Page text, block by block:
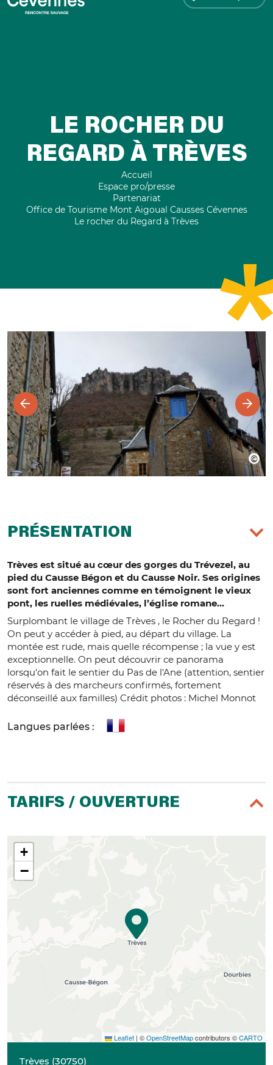
LE ROCHER DU
REGARD À TRÈVES
Accueil
Espace pro/presse
Partenariat
Office de Tourisme Mont Aigoual Causses Cévennes
Le rocher du Regard à Trèves
PRÉSENTATION
Trèves est situé au cœur des gorges du Trévezel, au
pied du Causse Bégon et du Causse Noir. Ses origines
sont fort anciennes comme en témoignent le vieux
pont, les ruelles médiévales, l’église romane…
Surplombant le village de Trèves , le Rocher du Regard !
On peut y accéder à pied, au départ du village. La
montée est rude, mais quelle récompense ; la vue y est
exceptionnelle. On peut découvrir ce panorama
lorsqu'on fait le sentier du Pas de l'Ane (attention, sentier
réservés à des marcheurs confirmés, fortement
déconseillé aux familles) Crédit photos : Michel Monnot
Langues parlées :
TARIFS / OUVERTURE
+
−
Leaflet | ©OpenStreetMapcontributors ©CARTO
Trèves (30750)